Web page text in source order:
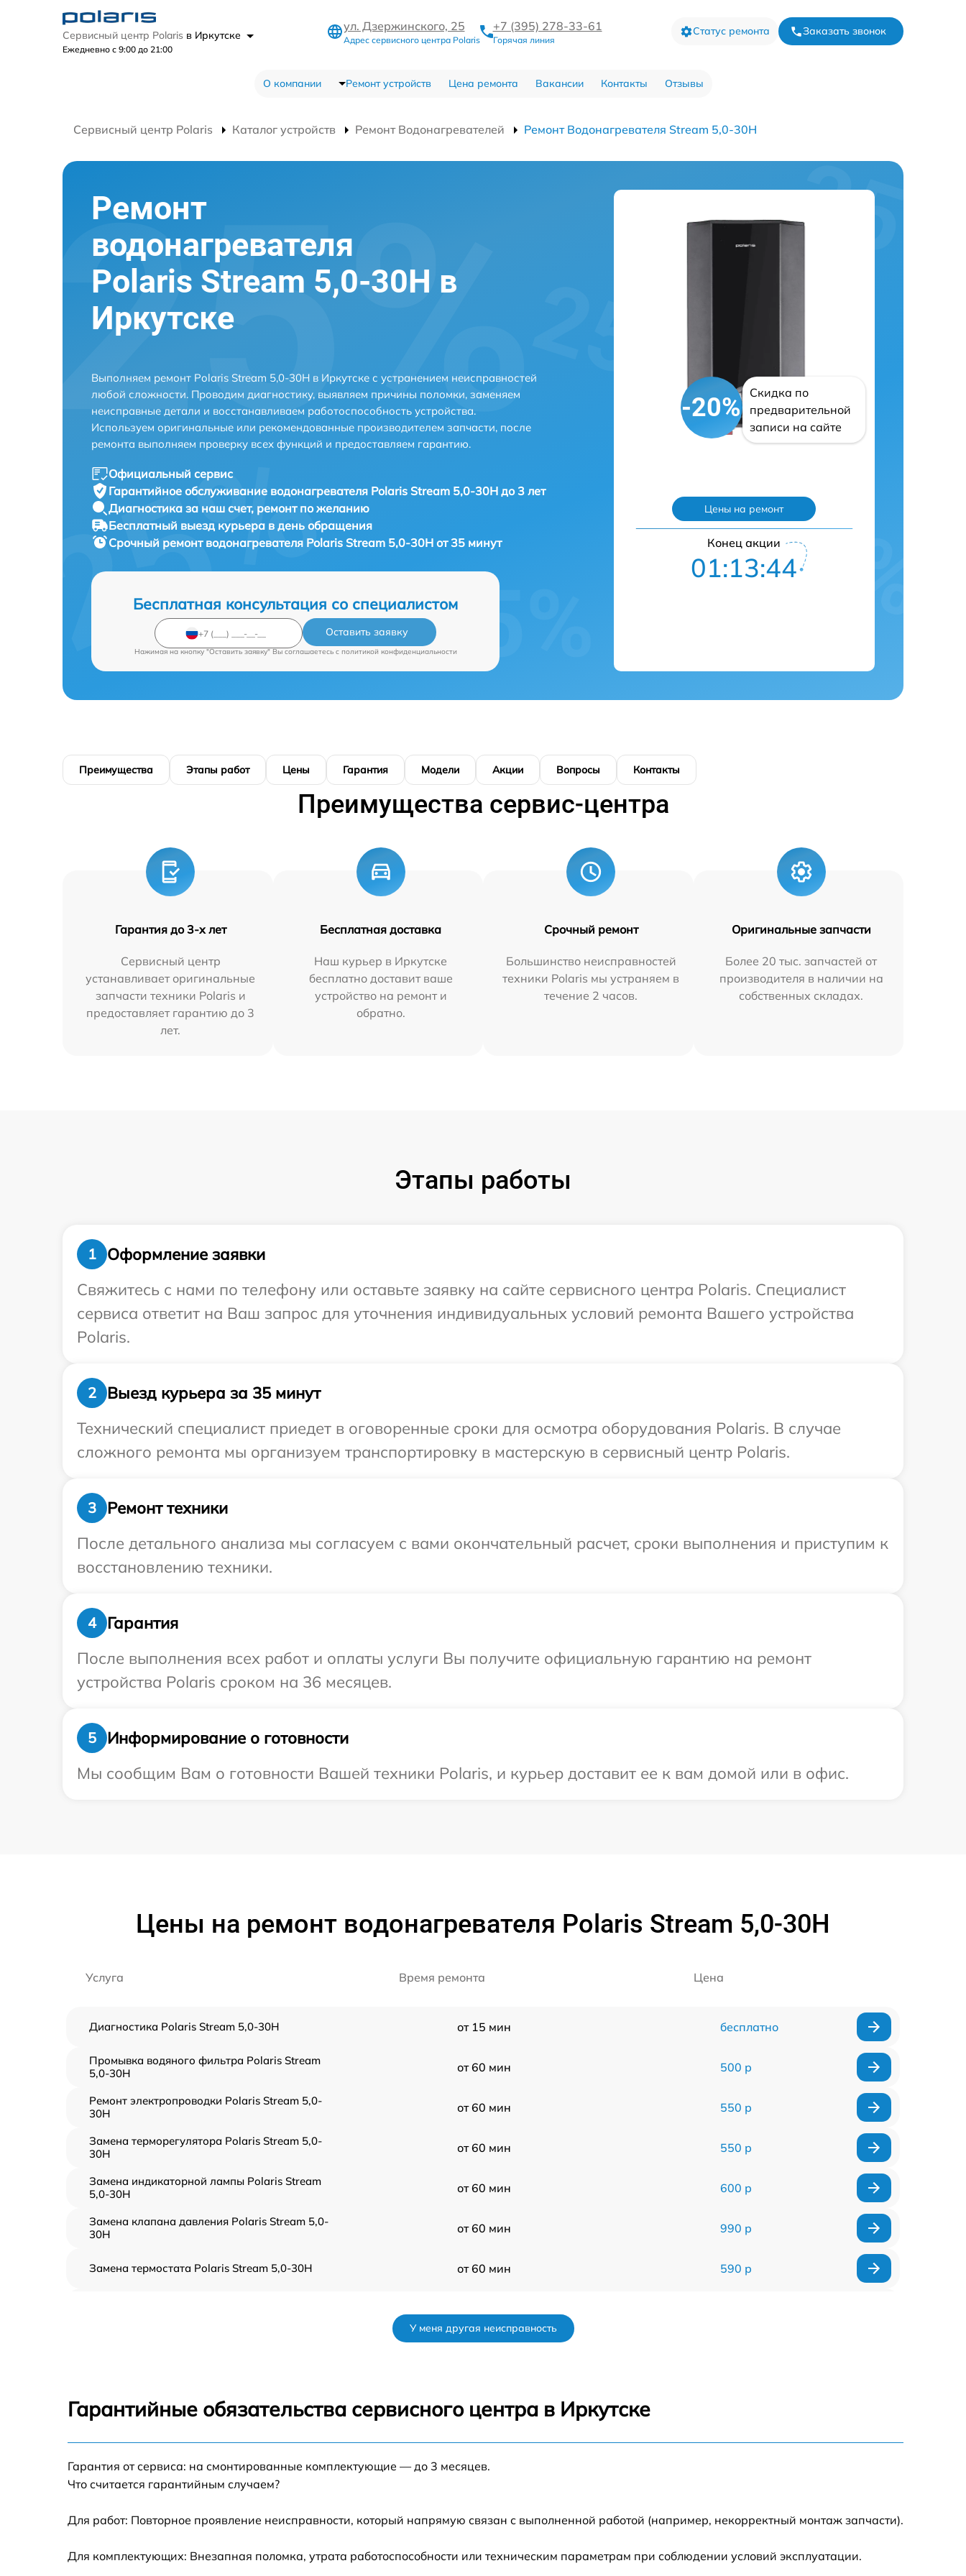
Сервисный центр Polaris в Иркутске
Ежедневно с 9:00 до 21:00
ул. Дзержинского, 25
Адрес сервисного центра Polaris
+7 (395) 278-33-61
Горячая линия
Статус ремонта Заказать звонок
О компании Ремонт устройств Цена ремонта Вакансии Контакты Отзывы
Сервисный центр Polaris Каталог устройств Ремонт Водонагревателей Ремонт Водонагревателя Stream 5,0-30H
Ремонт
водонагревателя
Polaris Stream 5,0-30H в
Иркутске
Выполняем ремонт Polaris Stream 5,0-30H в Иркутске с устранением неисправностей
любой сложности. Проводим диагностику, выявляем причины поломки, заменяем
неисправные детали и восстанавливаем работоспособность устройства.
Используем оригинальные или рекомендованные производителем запчасти, после
ремонта выполняем проверку всех функций и предоставляем гарантию.
Официальный сервис
Гарантийное обслуживание водонагревателя Polaris Stream 5,0-30H до 3 лет
Диагностика за наш счет, ремонт по желанию
Бесплатный выезд курьера в день обращения
Срочный ремонт водонагревателя Polaris Stream 5,0-30H от 35 минут
Бесплатная консультация со специалистом
Оставить заявку
Нажимая на кнопку "Оставить заявку" Вы соглашаетесь c политикой конфиденциальности
-20%
Скидка по
предварительной
записи на сайте
Цены на ремонт
Конец акции
01:13:43
Преимущества Этапы работ Цены Гарантия Модели Акции Вопросы Контакты
Преимущества сервис-центра
Гарантия до 3-х лет
Сервисный центр
устанавливает оригинальные
запчасти техники Polaris и
предоставляет гарантию до 3
лет.
Бесплатная доставка
Наш курьер в Иркутске
бесплатно доставит ваше
устройство на ремонт и
обратно.
Срочный ремонт
Большинство неисправностей
техники Polaris мы устраняем в
течение 2 часов.
Оригинальные запчасти
Более 20 тыс. запчастей от
производителя в наличии на
собственных складах.
Этапы работы
1
Оформление заявки
Свяжитесь с нами по телефону или оставьте заявку на сайте сервисного центра Polaris. Специалист
сервиса ответит на Ваш запрос для уточнения индивидуальных условий ремонта Вашего устройства
Polaris.
2
Выезд курьера за 35 минут
Технический специалист приедет в оговоренные сроки для осмотра оборудования Polaris. В случае
сложного ремонта мы организуем транспортировку в мастерскую в сервисный центр Polaris.
3
Ремонт техники
После детального анализа мы согласуем с вами окончательный расчет, сроки выполнения и приступим к
восстановлению техники.
4
Гарантия
После выполнения всех работ и оплаты услуги Вы получите официальную гарантию на ремонт
устройства Polaris сроком на 36 месяцев.
5
Информирование о готовности
Мы сообщим Вам о готовности Вашей техники Polaris, и курьер доставит ее к вам домой или в офис.
Цены на ремонт водонагревателя Polaris Stream 5,0-30H
Услуга Время ремонта Цена
Диагностика Polaris Stream 5,0-30H от 15 мин бесплатно
Промывка водяного фильтра Polaris Stream
5,0-30H
от 60 мин 500 р
Ремонт электропроводки Polaris Stream 5,0-
30H
от 60 мин 550 р
Замена терморегулятора Polaris Stream 5,0-
30H
от 60 мин 550 р
Замена индикаторной лампы Polaris Stream
5,0-30H
от 60 мин 600 р
Замена клапана давления Polaris Stream 5,0-
30H
от 60 мин 990 р
Замена термостата Polaris Stream 5,0-30H от 60 мин 590 р
Ремонт/замена датчика температуры Polaris
Замена прокладки Polaris Stream 5,0-30H от 60 мин
5,0-30H
Stream 5,0-30H
от 60 мин 1000 р
У меня другая неисправность
Гарантийные обязательства сервисного центра в Иркутске
Гарантия от сервиса: на смонтированные комплектующие — до 3 месяцев.
Что считается гарантийным случаем?
Для работ: Повторное проявление неисправности, который напрямую связан с выполненной работой (например, некорректный монтаж запчасти).
Для комплектующих: Внезапная поломка, утрата работоспособности или техническим параметрам при соблюдении условий эксплуатации.